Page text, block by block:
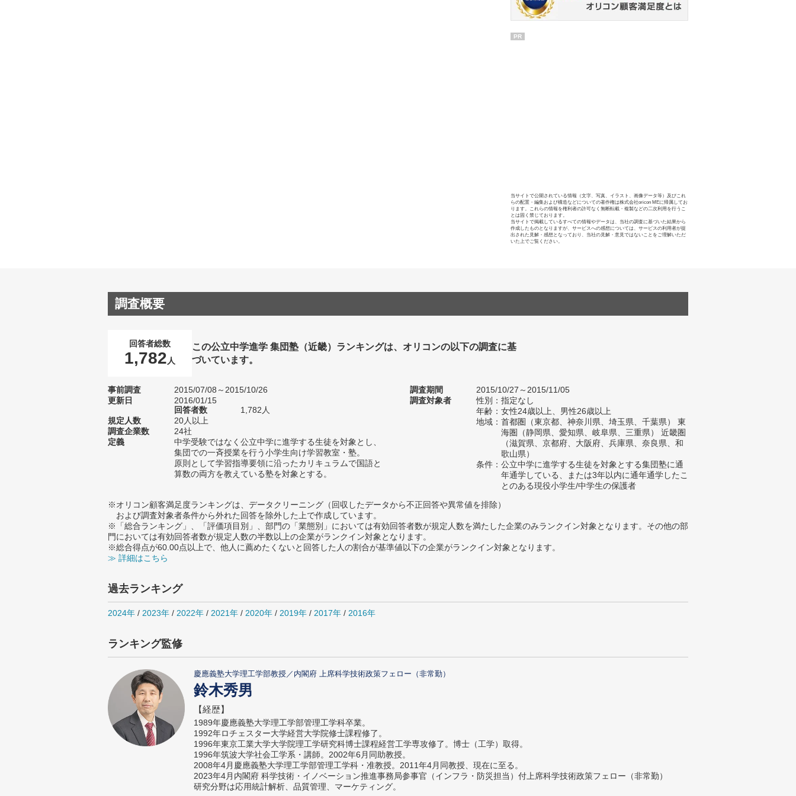
PR
当サイトで公開されている情報（文字、写真、イラスト、画像データ等）及びこれ
らの配置・編集および構造などについての著作権は株式会社oricon MEに帰属してお
ります。これらの情報を権利者の許可なく無断転載・複製などの二次利用を行うこ
とは固く禁じております。
当サイトで掲載しているすべての情報やデータは、当社の調査に基づいた結果から
作成したものとなりますが、サービスへの感想については、サービスの利用者が提
出された見解・感想となっており、当社の見解・意見ではないことをご理解いただ
いた上でご覧ください。
調査概要
回答者総数
1,782 人
この公立中学進学 集団塾（近畿）ランキングは、オリコンの以下の調査に基
づいています。
事前調査
2015/07/08～2015/10/26
更新日
2016/01/15
回答者数
1,782人
規定人数
20人以上
調査企業数
24社
定義
中学受験ではなく公立中学に進学する生徒を対象とし、
集団での一斉授業を行う小学生向け学習教室・塾。
原則として学習指導要領に沿ったカリキュラムで国語と
算数の両方を教えている塾を対象とする。
調査期間
2015/10/27～2015/11/05
調査対象者
性別：指定なし
年齢：女性24歳以上、男性26歳以上
地域：首都圏（東京都、神奈川県、埼玉県、千葉県） 東
海圏（静岡県、愛知県、岐阜県、三重県） 近畿圏
（滋賀県、京都府、大阪府、兵庫県、奈良県、和
歌山県）
条件：公立中学に進学する生徒を対象とする集団塾に通
年通学している、または3年以内に通年通学したこ
とのある現役小学生/中学生の保護者
※オリコン顧客満足度ランキングは、データクリーニング（回収したデータから不正回答や異常値を排除）
および調査対象者条件から外れた回答を除外した上で作成しています。
※「総合ランキング」、「評価項目別」、部門の「業態別」においては有効回答者数が規定人数を満たした企業のみランクイン対象となります。その他の部
門においては有効回答者数が規定人数の半数以上の企業がランクイン対象となります。
※総合得点が60.00点以上で、他人に薦めたくないと回答した人の割合が基準値以下の企業がランクイン対象となります。
≫ 詳細はこちら
過去ランキング
2024年 / 2023年 / 2022年 / 2021年 / 2020年 / 2019年 / 2017年 / 2016年
ランキング監修
慶應義塾大学理工学部教授／内閣府 上席科学技術政策フェロー（非常勤）
鈴木秀男
【経歴】
1989年慶應義塾大学理工学部管理工学科卒業。
1992年ロチェスター大学経営大学院修士課程修了。
1996年東京工業大学大学院理工学研究科博士課程経営工学専攻修了。博士（工学）取得。
1996年筑波大学社会工学系・講師。2002年6月同助教授。
2008年4月慶應義塾大学理工学部管理工学科・准教授。2011年4月同教授、現在に至る。
2023年4月内閣府 科学技術・イノベーション推進事務局参事官（インフラ・防災担当）付上席科学技術政策フェロー（非常勤）
研究分野は応用統計解析、品質管理、マーケティング。